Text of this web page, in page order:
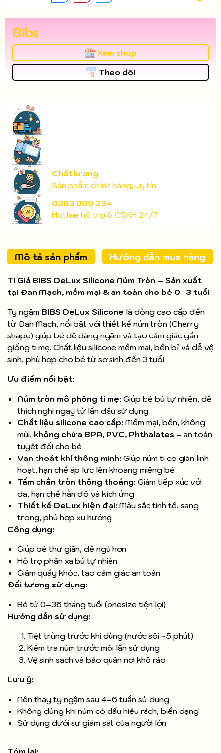
Bibs
Xem shop
Theo dõi
Chất lượng
Sản phẩm chính hãng, uy tín
0383 909 234
Hotline hỗ trợ & CSKH 24/7
Mô tả sản phẩm Hướng dẫn mua hàng
Ti Giả BIBS DeLux Silicone Núm Tròn – Sản xuất
tại Đan Mạch, mềm mại & an toàn cho bé 0–3 tuổi
Ty ngậm BIBS DeLux Silicone là dòng cao cấp đến
từ Đan Mạch, nổi bật với thiết kế núm tròn (Cherry
shape) giúp bé dễ dàng ngậm và tạo cảm giác gần
giống ti mẹ. Chất liệu silicone mềm mại, bền bỉ và dễ vệ
sinh, phù hợp cho bé từ sơ sinh đến 3 tuổi.
Ưu điểm nổi bật:
Núm tròn mô phỏng ti mẹ: Giúp bé bú tự nhiên, dễ
thích nghi ngay từ lần đầu sử dụng
Chất liệu silicone cao cấp: Mềm mại, bền, không
mùi, không chứa BPA, PVC, Phthalates – an toàn
tuyệt đối cho bé
Van thoát khí thông minh: Giúp núm ti co giãn linh
hoạt, hạn chế áp lực lên khoang miệng bé
Tấm chắn tròn thông thoáng: Giảm tiếp xúc với
da, hạn chế hằn đỏ và kích ứng
Thiết kế DeLux hiện đại: Màu sắc tinh tế, sang
trọng, phù hợp xu hướng
Công dụng:
Giúp bé thư giãn, dễ ngủ hơn
Hỗ trợ phản xạ bú tự nhiên
Giảm quấy khóc, tạo cảm giác an toàn
Đối tượng sử dụng:
Bé từ 0–36 tháng tuổi (onesize tiện lợi)
Hướng dẫn sử dụng:
Tiệt trùng trước khi dùng (nước sôi ~5 phút)
Kiểm tra núm trước mỗi lần sử dụng
Vệ sinh sạch và bảo quản nơi khô ráo
Lưu ý:
Nên thay ty ngậm sau 4–6 tuần sử dụng
Không dùng khi núm có dấu hiệu rách, biến dạng
Sử dụng dưới sự giám sát của người lớn